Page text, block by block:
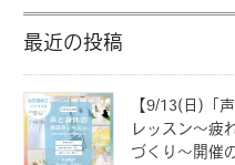
最近の投稿
【9/13(日)「
レッスン〜疲
づくり〜開催